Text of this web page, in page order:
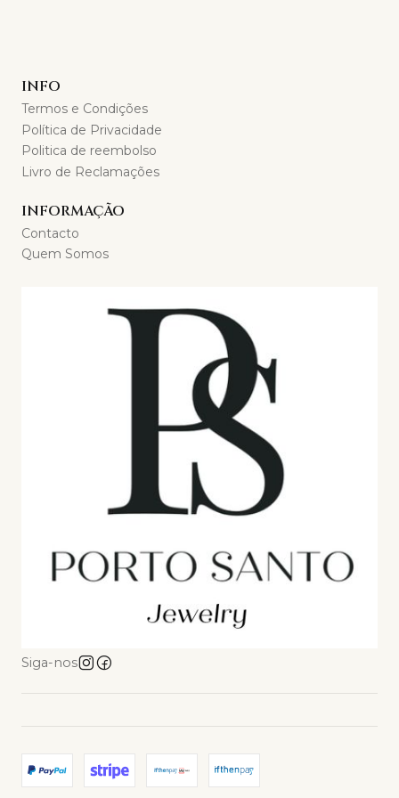
INFO
Termos e Condições
Política de Privacidade
Politica de reembolso
Livro de Reclamações
INFORMAÇÃO
Contacto
Quem Somos
Siga-nos